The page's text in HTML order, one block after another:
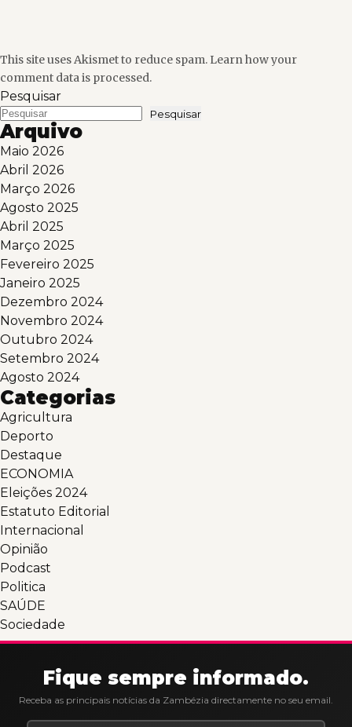
This site uses Akismet to reduce spam. Learn how your
comment data is processed.
Pesquisar
Pesquisar
Arquivo
Maio 2026
Abril 2026
Março 2026
Agosto 2025
Abril 2025
Março 2025
Fevereiro 2025
Janeiro 2025
Dezembro 2024
Novembro 2024
Outubro 2024
Setembro 2024
Agosto 2024
Categorias
Agricultura
Deporto
Destaque
ECONOMIA
Eleições 2024
Estatuto Editorial
Internacional
Opinião
Podcast
Politica
SAÚDE
Sociedade
Fique sempre informado.
Receba as principais notícias da Zambézia directamente no seu email.